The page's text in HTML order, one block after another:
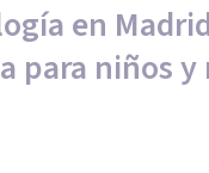
en
para niños